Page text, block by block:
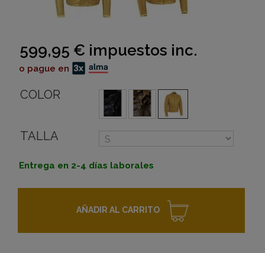
599,95 € impuestos inc.
o pague en
COLOR
TALLA
Entrega en 2-4 días laborales
AÑADIR AL CARRITO